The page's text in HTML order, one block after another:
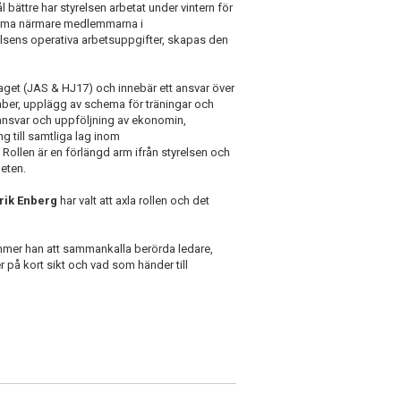
har styrelsen arbetat under vintern för
närmare medlemmarna i
operativa arbetsuppgifter, skapas den
(JAS & HJ17) och innebär ett ansvar över
upplägg av schema för träningar och
och uppföljning av ekonomin,
till samtliga lag inom
är en förlängd arm ifrån styrelsen och
Enberg har valt att axla rollen och det
han att sammankalla berörda ledare,
kort sikt och vad som händer till